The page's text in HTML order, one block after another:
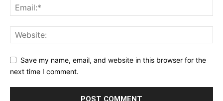
Save my name, email, and website in this browser for the
next time I comment.